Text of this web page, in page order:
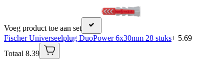
Voeg product toe aan set
Fischer Universeelplug DuoPower 6x30mm 28 stuks+ 5.69
Totaal 8.39